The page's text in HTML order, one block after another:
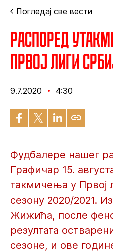
Погледај све вести
Распоред
Првој лиги
9.7.2020 4:30
Фудбалере нашег
Графичар 15.
такмичења у Првој
сезону 2020/2021.
Жижића, после
резултата
сезоне, и ове